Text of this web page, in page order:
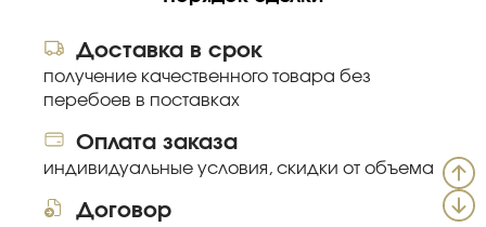
Доставка в срок
получение качественного товара без
перебоев в поставках
Оплата заказа
индивидуальные условия, скидки от объема
Договор